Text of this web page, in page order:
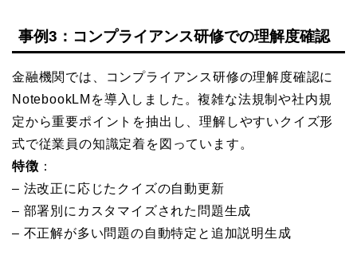
事例3：コンプライアンス研修での理解度確認
金融機関では、コンプライアンス研修の理解度確認に
NotebookLMを導入しました。複雑な法規制や社内規
定から重要ポイントを抽出し、理解しやすいクイズ形
式で従業員の知識定着を図っています。
特徴 ：
– 法改正に応じたクイズの自動更新
– 部署別にカスタマイズされた問題生成
– 不正解が多い問題の自動特定と追加説明生成